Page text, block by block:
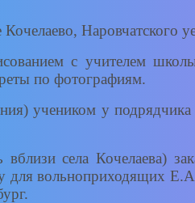
Наровчатского
с учителем
по фотографиям.
учеником у
села Кочелаева)
вольноприходящих